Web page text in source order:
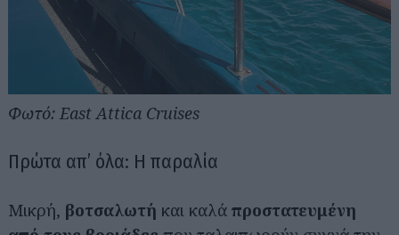
Φωτό: East Attica Cruises
Πρώτα απ’ όλα: Η παραλία
Μικρή, βοτσαλωτή και καλά προστατευμένη